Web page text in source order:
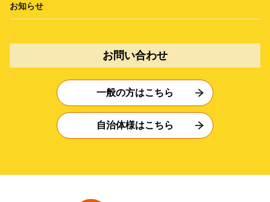
お知らせ
お問い合わせ
一般の方はこちら
自治体様はこちら